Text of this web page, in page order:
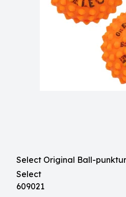
Select Original Ball-
Select
609021